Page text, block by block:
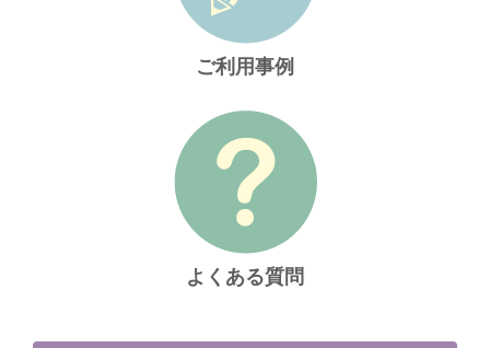
ご利用事例
よくある質問